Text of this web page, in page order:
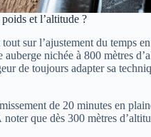
et l’altitude ?
sur l’ajustement du
nichée à 800 mètres
de toujours adapter sa
de 20 minutes en
que dès 300 mètres